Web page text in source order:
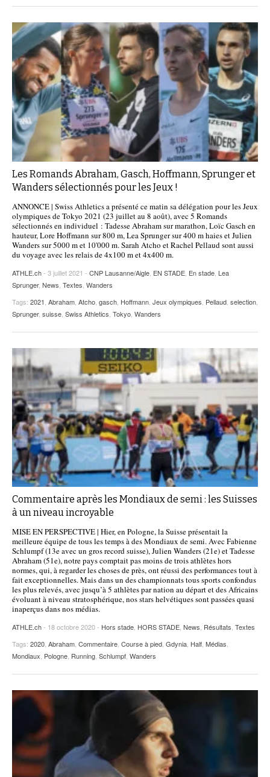
Les Romands Abraham, Gasch, Hoffmann, Sprunger et
Wanders sélectionnés pour les Jeux !
ANNONCE | Swiss Athletics a présenté ce matin sa délégation pour les Jeux
olympiques de Tokyo 2021 (23 juillet au 8 août), avec 5 Romands
sélectionnés en individuel : Tadesse Abraham sur marathon, Loïc Gasch en
hauteur, Lore Hoffmann sur 800 m, Lea Sprunger sur 400 m haies et Julien
Wanders sur 5000 m et 10'000 m. Sarah Atcho et Rachel Pellaud sont aussi
du voyage avec les relais de 4x100 m et 4x400 m.
ATHLE.ch- 3 juillet 2021 - CNP Lausanne/Aigle EN STADE En stade Lea
Sprunger, News Textes Wanders
Tags: 2021 Abraham Atcho gasch Hoffmann Jeux olympiques Pellaud selection
Sprunger, suisse Swiss Athletics Tokyo Wanders
Commentaire après les Mondiaux de semi : les Suisses
à un niveau incroyable
MISE EN PERSPECTIVE | Hier, en Pologne, la Suisse présentait la
meilleure équipe de tous les temps à des Mondiaux de semi. Avec Fabienne
Schlumpf (13e avec un gros record suisse), Julien Wanders (21e) et Tadesse
Abraham (51e), notre pays comptait pas moins de trois athlètes hors
normes, qui, à regarder les choses de près, ont réussi des performances tout à
fait exceptionnelles. Mais dans un des championnats tous sports confondus
les plus relevés, avec jusqu’à 5 athlètes par nation au départ et des Africains
évoluant à niveau stratosphérique, nos stars helvétiques sont passées quasi
inaperçus dans nos médias.
ATHLE.ch- 18 octobre 2020 - Hors stade, HORS STADE, News, Résultats, Textes
Tags: 2020, Abraham, Commentaire, Course à pied, Gdynia, Half, Médias,
Mondiaux, Pologne, Running, Schlumpf, Wanders